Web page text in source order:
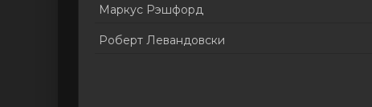
Маркус Рэшфорд
Роберт Левандовски